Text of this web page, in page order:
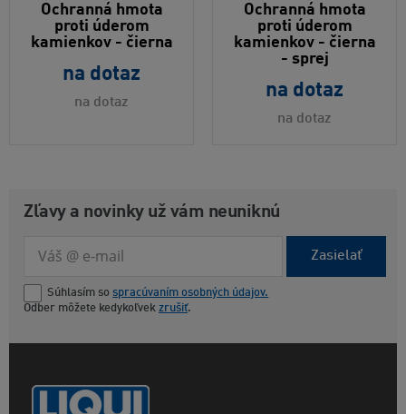
Ochranná hmota
proti úderom
kamienkov - čierna
na dotaz
na dotaz
Ochranná hmota
proti úderom
kamienkov - čierna
- sprej
na dotaz
na dotaz
Zľavy a novinky už vám neuniknú
Zasielať
Súhlasím so spracúvaním osobných údajov.
Odber môžete kedykoľvek zrušiť.